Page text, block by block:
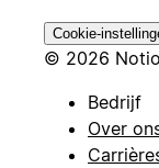
Cookie-
© 2026
Bedrijf
Over